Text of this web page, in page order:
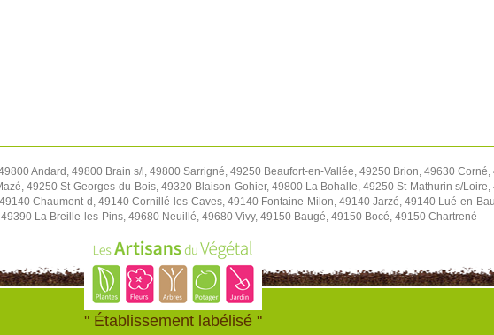
Andard, 49800 Brain s/l, 49800 Sarrigné, 49250 Beaufort-en-Vallée, 49250 Brion, 49630
49250 St-Georges-du-Bois, 49320 Blaison-Gohier, 49800 La Bohalle, 49250 St-Mathurin s/Loire,
Chaumont-d, 49140 Cornillé-les-Caves, 49140 Fontaine-Milon, 49140 Jarzé, 49140 Lué-en-
La Breille-les-Pins, 49680 Neuillé, 49680 Vivy, 49150 Baugé, 49150 Bocé, 49150 Chartrené
" Établissement labélisé "